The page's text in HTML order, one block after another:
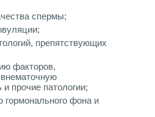
спермы;
препятствующих
факторов,
прочие патологии;
гормонального фона и